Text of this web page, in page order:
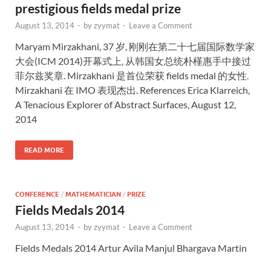
prestigious fields medal prize
August 13, 2014 - byzyymat - Leave a Comment
Maryam Mirzakhani, 37 岁, 刚刚在第二十七届国际数学家
大会(ICM 2014)开幕式上, 从韩国女总统朴槿惠手中接过
菲尔兹奖章. Mirzakhani 是首位荣获 fields medal 的女性.
Mirzakhani 在 IMO 表现杰出. References Erica Klarreich,
A Tenacious Explorer of Abstract Surfaces, August 12,
2014
READ MORE
CONFERENCE / MATHEMATICIAN / PRIZE
Fields Medals 2014
August 13, 2014 - byzyymat - Leave a Comment
Fields Medals 2014 Artur Avila Manjul Bhargava Martin